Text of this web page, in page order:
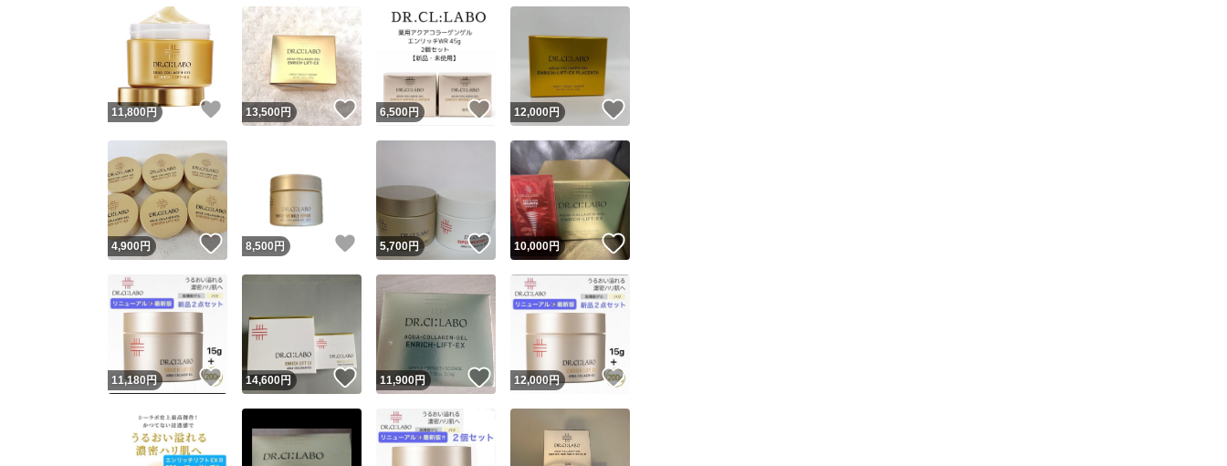
11,800 円 いいね！
13,500円 いいね！
6,500円 いいね！
12,000円
4,900円 いいね！
8,500 円 いいね！
5,700円 いいね！
10,000円
11,180円 いいね！
14,600円 いいね！
11,900円 いいね！
12,000円